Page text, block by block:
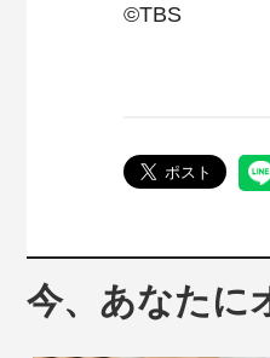
©TBS
今、あなたに